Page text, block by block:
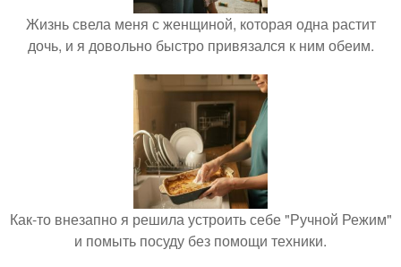
Жизнь свела меня с женщиной, которая одна растит
дочь, и я довольно быстро привязался к ним обеим.
Как-то внезапно я решила устроить себе "Ручной Режим"
и помыть посуду без помощи техники.